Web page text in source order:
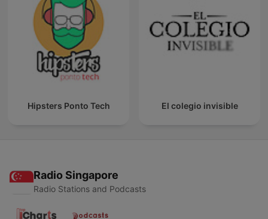
Hipsters Ponto Tech El colegio invisible
Radio Singapore
Radio Stations and Podcasts